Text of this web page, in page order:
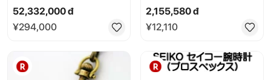
Homage TYPEXXME với dây
đeo da.
52,332,000 đ
¥294,000
Bezel Solar Radio Controlled
màu xanh hải quân
2,155,580 đ
¥12,110